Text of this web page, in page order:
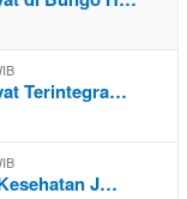
Terintegra…
J…